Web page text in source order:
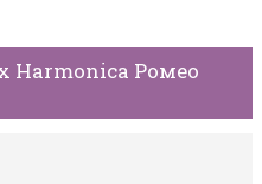
Harmonica Ромео